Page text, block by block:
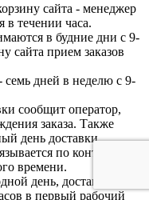
сайта - менеджер
в течении часа.
в будние дни с 9-
сайта прием заказов
семь дней в неделю с 9-
сообщит оператор,
заказа. Также
день доставки.
по контактному
времени.
день, доставка
в первый рабочий